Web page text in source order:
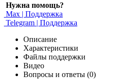
Нужна помощь?
Max | Поддержка
Telegram | Поддержка
Описание
Характеристики
Файлы поддержки
Видео
Вопросы и ответы (0)